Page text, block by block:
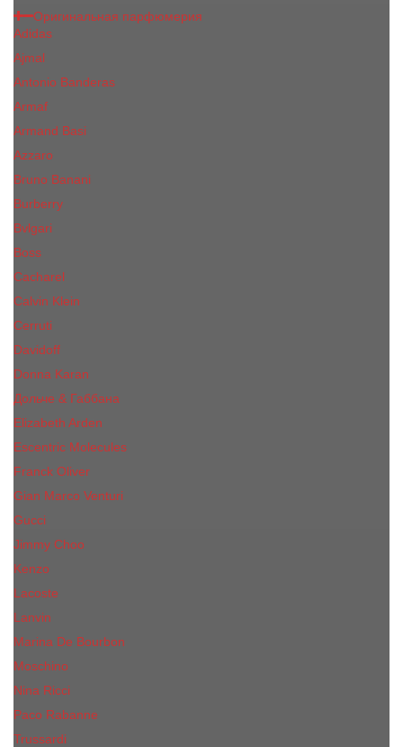
Оригинальная парфюмерия
Adidas
Ajmal
Antonio Banderas
Armaf
Armand Basi
Azzaro
Bruno Banani
Burberry
Bvlgari
Boss
Cacharel
Calvin Klein
Cerruti
Davidoff
Donna Karan
Дольче & Габбана
Elizabeth Arden
Escentric Molecules
Franck Oliver
Gian Marco Venturi
Gucci
Jimmy Choo
Kenzo
Lacoste
Lanvin
Marina De Bourbon
Moschino
Nina Ricci
Paco Rabanne
Trussardi